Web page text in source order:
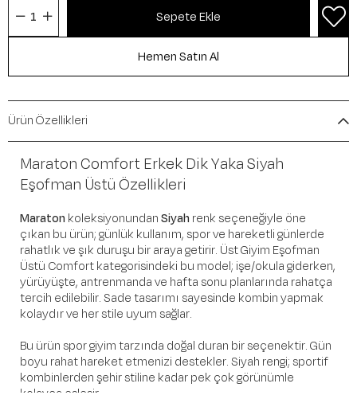
Ürün Özellikleri
Maraton Comfort Erkek Dik Yaka Siyah
Eşofman Üstü Özellikleri
Maraton koleksiyonundanSiyah renk seçeneğiyle öne
çıkan bu ürün; günlük kullanım, spor ve hareketli günlerde
rahatlık ve şık duruşu bir araya getirir. Üst Giyim Eşofman
Üstü Comfort kategorisindeki bu model; işe/okula giderken,
yürüyüşte, antrenmanda ve hafta sonu planlarında rahatça
tercih edilebilir. Sade tasarımı sayesinde kombin yapmak
kolaydır ve her stile uyum sağlar.
Bu ürün spor giyim tarzında doğal duran bir seçenektir. Gün
boyu rahat hareket etmenizi destekler. Siyah rengi; sportif
kombinlerden şehir stiline kadar pek çok görünümle
kolayca eşleşir.